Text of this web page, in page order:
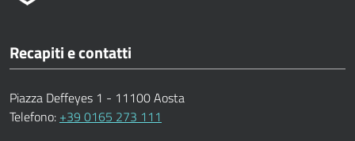
Recapiti e contatti
Piazza Deffeyes 1 - 11100 Aosta
Telefono: +39 0165 273 111